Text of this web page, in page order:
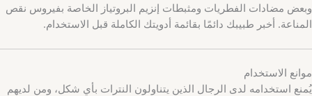
وبعض مضادات الفطريات ومثبطات إنزيم البروتياز الخاصة بفيروس نقص
المناعة. أخبر طبيبك دائمًا بقائمة أدويتك الكاملة قبل الاستخدام.
موانع الاستخدام
يُمنع استخدامه لدى الرجال الذين يتناولون النترات بأي شكل، ومن لديهم